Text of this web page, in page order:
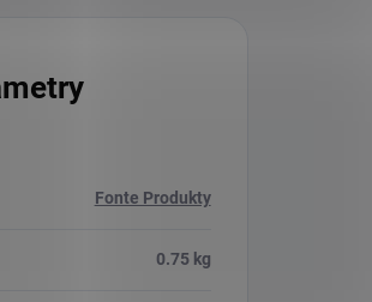
Fonte Produkty
0.75 kg